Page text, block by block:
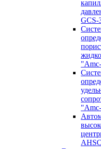
GCS-